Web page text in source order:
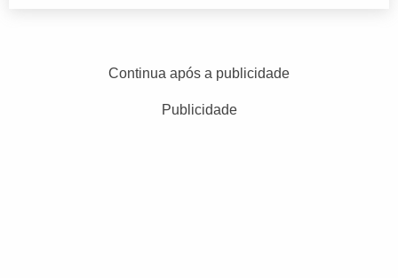
Continua após a publicidade
Publicidade